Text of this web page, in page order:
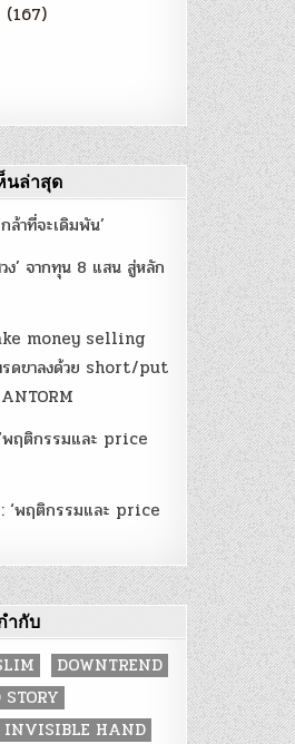
(167)
นล่าสุด
ล้าที่จะเดิมพัน’
’ จากทุน 8 แสน สู่หลัก
money selling
รดขาลงด้วย short/put
พฤติกรรมและ price
‘พฤติกรรมและ price
ำกับ
DOWNTREND
STORY
INVISIBLE HAND